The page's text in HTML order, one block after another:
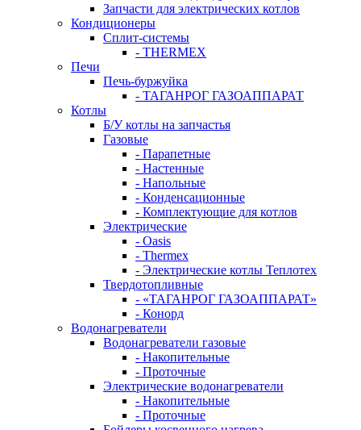
Запчасти для электрических котлов
Кондиционеры
Сплит-системы
- THERMEX
Печи
Печь-буржуйка
- ТАГАНРОГ ГАЗОАППАРАТ
Котлы
Б/У котлы на запчастья
Газовые
- Парапетные
- Настенные
- Напольные
- Конденсационные
- Комплектующие для котлов
Электрические
- Oasis
- Thermex
- Электрические котлы Теплотех
Твердотопливные
- «ТАГАНРОГ ГАЗОАППАРАТ»
- Конорд
Водонагреватели
Водонагреватели газовые
- Накопительные
- Проточные
Электрические водонагреватели
- Накопительные
- Проточные